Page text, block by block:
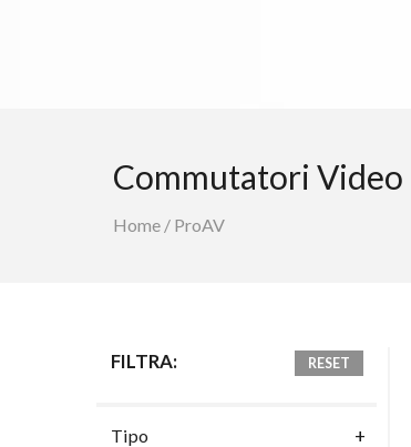
Commutatori Video
Home / ProAV
FILTRA: RESET
Tipo